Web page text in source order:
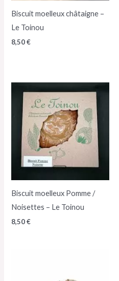
Biscuit moelleux châtaigne –
Le Toinou
8,50€
Biscuit moelleux Pomme /
Noisettes – Le Toinou
8,50€